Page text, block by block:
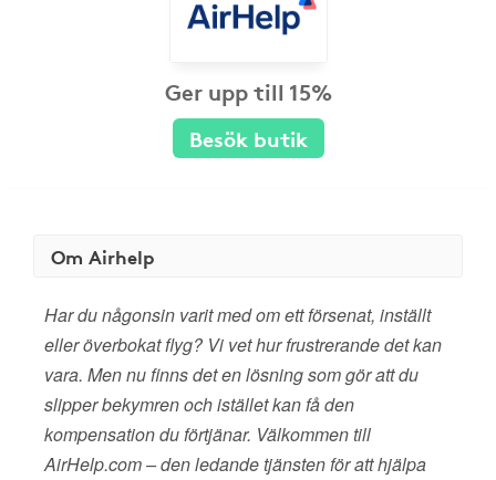
Ger upp till 15%
Besök butik
Om Airhelp
Har du någonsin varit med om ett försenat, inställt
eller överbokat flyg? Vi vet hur frustrerande det kan
vara. Men nu finns det en lösning som gör att du
slipper bekymren och istället kan få den
kompensation du förtjänar. Välkommen till
AirHelp.com – den ledande tjänsten för att hjälpa